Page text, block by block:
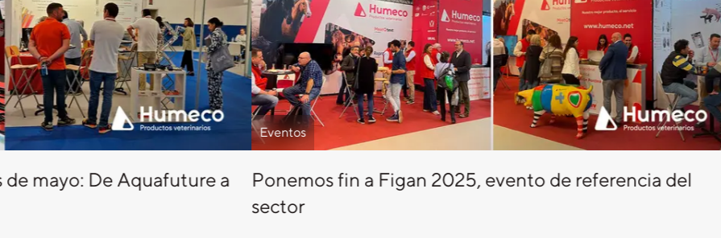
de mayo: De Aquafuture a
Eventos
Ponemos fin a Figan 2025, evento de referencia del
sector